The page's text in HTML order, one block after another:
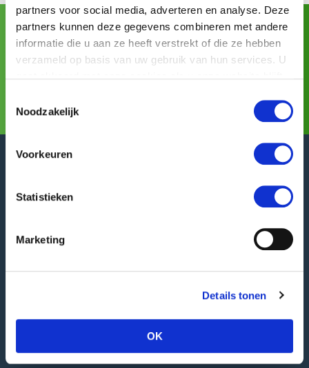
partners voor social media, adverteren en analyse. Deze
partners kunnen deze gegevens combineren met andere
informatie die u aan ze heeft verstrekt of die ze hebben
verzameld op basis van uw gebruik van hun services. U
Noodzakelijk
Voorkeuren
Statistieken
Marketing
Details tonen
OK
Asia Fruit Logistica
Chambre de Commerce (NL): 11016475
Numéro de TVA: NL006390493B01